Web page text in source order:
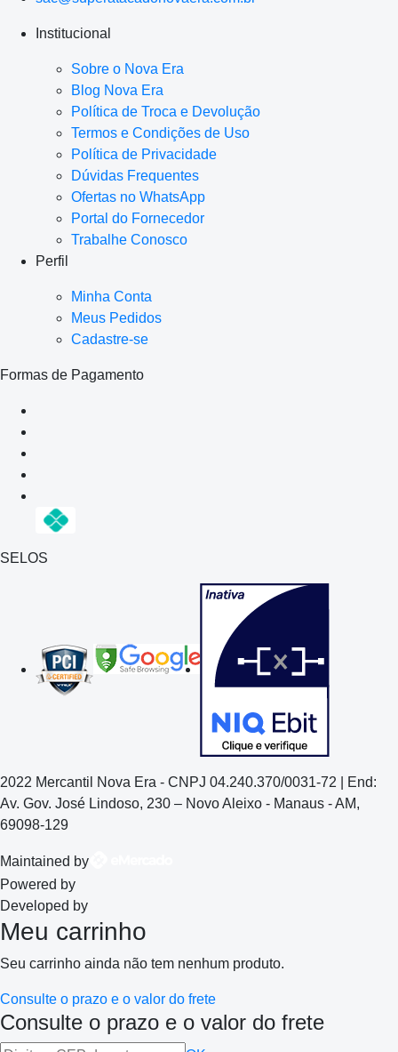
Institucional
Sobre o Nova Era
Blog Nova Era
Política de Troca e Devolução
Termos e Condições de Uso
Política de Privacidade
Dúvidas Frequentes
Ofertas no WhatsApp
Portal do Fornecedor
Trabalhe Conosco
Perfil
Minha Conta
Meus Pedidos
Cadastre-se
Formas de Pagamento
SELOS
2022 Mercantil Nova Era - CNPJ 04.240.370/0031-72 | End:
Av. Gov. José Lindoso, 230 – Novo Aleixo - Manaus - AM,
69098-129
Maintained by
Powered by
Developed by
Meu carrinho
Seu carrinho ainda não tem nenhum produto.
Consulte o prazo e o valor do frete
Consulte o prazo e o valor do frete